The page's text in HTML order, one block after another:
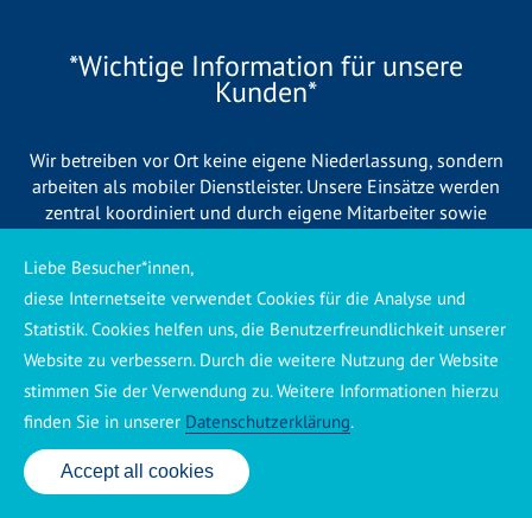
*Wichtige Information für unsere
Kunden*
Wir betreiben vor Ort keine eigene Niederlassung, sondern
arbeiten als mobiler Dienstleister. Unsere Einsätze werden
zentral koordiniert und durch eigene Mitarbeiter sowie
eine schnelle Verfügbarkeit und einen zuverlässigen 24/7-
Service sicherstellen. Sollte kein eigener Mitarbeiter
unmittelbar verfügbar sein, übernehmen Partnerbetriebe aus
Ihrer Region den Auftrag. Alle eingesetzten Betriebe sind
verpflichtet, Sie vor Beginn der Arbeiten transparent über die
voraussichtlichen Kosten zu informieren und ortsübliche
Preise zu berechnen.
24 Std. Service: ✆ 0176 160 517 86
Accept all cookies
Liebe Besucher*innen,
diese Internetseite verwendet Cookies für die Analyse und
Statistik. Cookies helfen uns, die Benutzerfreundlichkeit unserer
Website zu verbessern. Durch die weitere Nutzung der Website
stimmen Sie der Verwendung zu. Weitere Informationen hierzu
finden Sie in unserer Datenschutzerklärung.